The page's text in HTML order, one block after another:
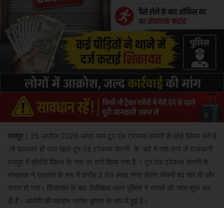
रायपुर / 25 अप्रैल 2026 अगर आप टूर एंड ट्रेवल्स कंपनी से कोई पैकेज लेते है
,तो सावधान हो जाए पहले टूर एंड ट्रेवल्स कंपनी के बारे मे पता लगा ले राजधानी
रायपुर में हॉलीडे पैकेज के नाम पर ठगी किया गया है । टूर एंड ट्रेवल्स कंपनी के
संचालक ने एडवांस के रूप में करीब 2.94 लाख रुपए लेकर कंपनी बंद कर दी और
फरार हो गया। शिकायत के बाद तेलीबांधा थाना पुलिस ने मामले की जांच शुरू कर
दी है। आरोपी की पहचान नागेश कुमार के रूप में हुई है।